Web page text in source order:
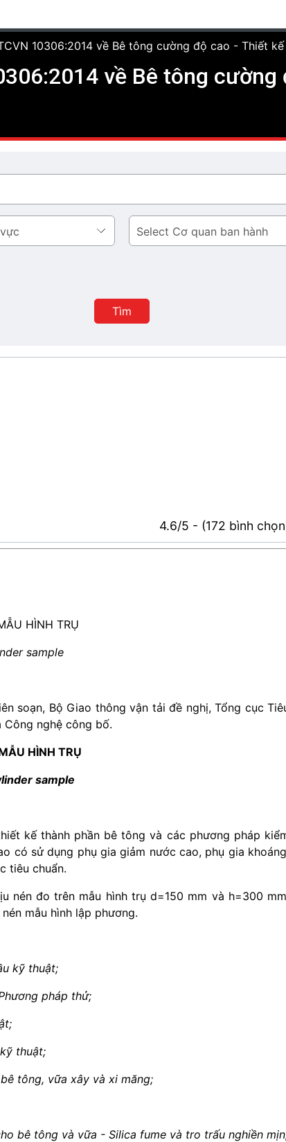
10306:2014 về Bê tông cường độ cao - Thiết
về Bê tông
Cơ
quan
Tìm
4.6/5 - (172 bình
HÌNH TRỤ
sample
soạn, Bộ Giao thông vận tải đề nghị, Tổng cục
Công nghệ công bố.
ẪU HÌNH TRỤ
sample
kế thành phần bê tông và các phương pháp
có sử dụng phụ gia giảm nước cao, phụ gia
tiêu chuẩn.
nén đo trên mẫu hình trụ d=150 mm và h=300
mẫu hình lập phương.
kỹ thuật;
pháp thử;
thuật;
tông, vữa xây và xi măng;
bê tông và vữa - Silica fume và tro trấu nghiền